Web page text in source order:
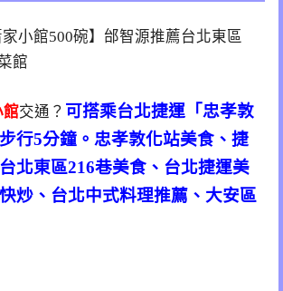
館交通？ 可搭乘台北捷運「忠孝敦
行5分鐘。忠孝敦化站美食、捷
北東區216巷美食、台北捷運美
炒、台北中式料理推薦、大安區